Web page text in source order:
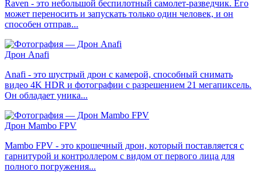
Raven - это небольшой беспилотный самолет-разведчик. Его
может переносить и запускать только один человек, и он
способен отправ...
Дрон Anafi
Anafi - это шустрый дрон с камерой, способный снимать
видео 4K HDR и фотографии с разрешением 21 мегапиксель.
Он обладает уника...
Дрон Mambo FPV
Mambo FPV - это крошечный дрон, который поставляется с
гарнитурой и контроллером с видом от первого лица для
полного погружения...